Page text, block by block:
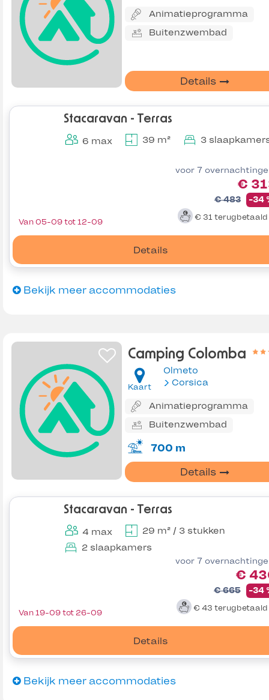
Animatieprogramma
Buitenzwembad
Details
Stacaravan - Terras
6 max 39 m² 3
voor 7
€
€ 483 -34
€ 31 terugbetaald
Details
Van 05-09 tot 12-09
Bekijk meer accommodaties
Camping Colomba
Kaart
Olmeto
Corsica
Animatieprogramma
Buitenzwembad
700 m
Details
Stacaravan - Terras
4 max
29 m² / 3 stukken
2 slaapkamers
voor 7
€
€ 665 -34
€ 43 terugbetaald
Details
Van 19-09 tot 26-09
Bekijk meer accommodaties